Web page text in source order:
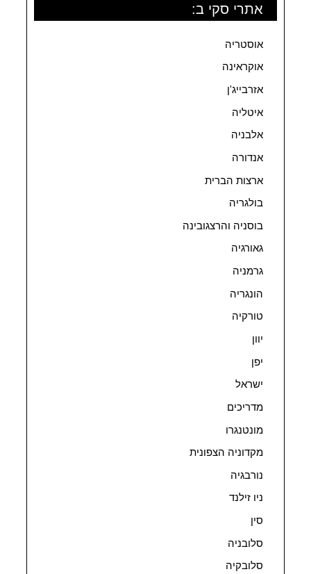
אתרי סקי ב:
אוסטריה
אוקראינה
אזרבייג'ן
איטליה
אלבניה
אנדורה
ארצות הברית
בולגריה
בוסניה והרצגובינה
גאורגיה
גרמניה
הונגריה
טורקיה
יוון
יפן
ישראל
מדריכים
מונטנגרו
מקדוניה הצפונית
נורבגיה
ניו זילנד
סין
סלובניה
סלובקיה